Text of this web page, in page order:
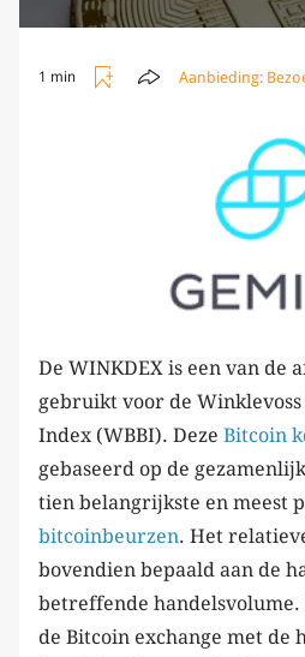
1 min Aanbieding:
De WINKDEX is een van de
gebruikt voor de
Index (WBBI). Deze Bitcoin
gebaseerd op de
tien belangrijkste en meest
bitcoinbeurzen. Het
bovendien bepaald aan de
betreffende handelsvolume.
de Bitcoin exchange met de